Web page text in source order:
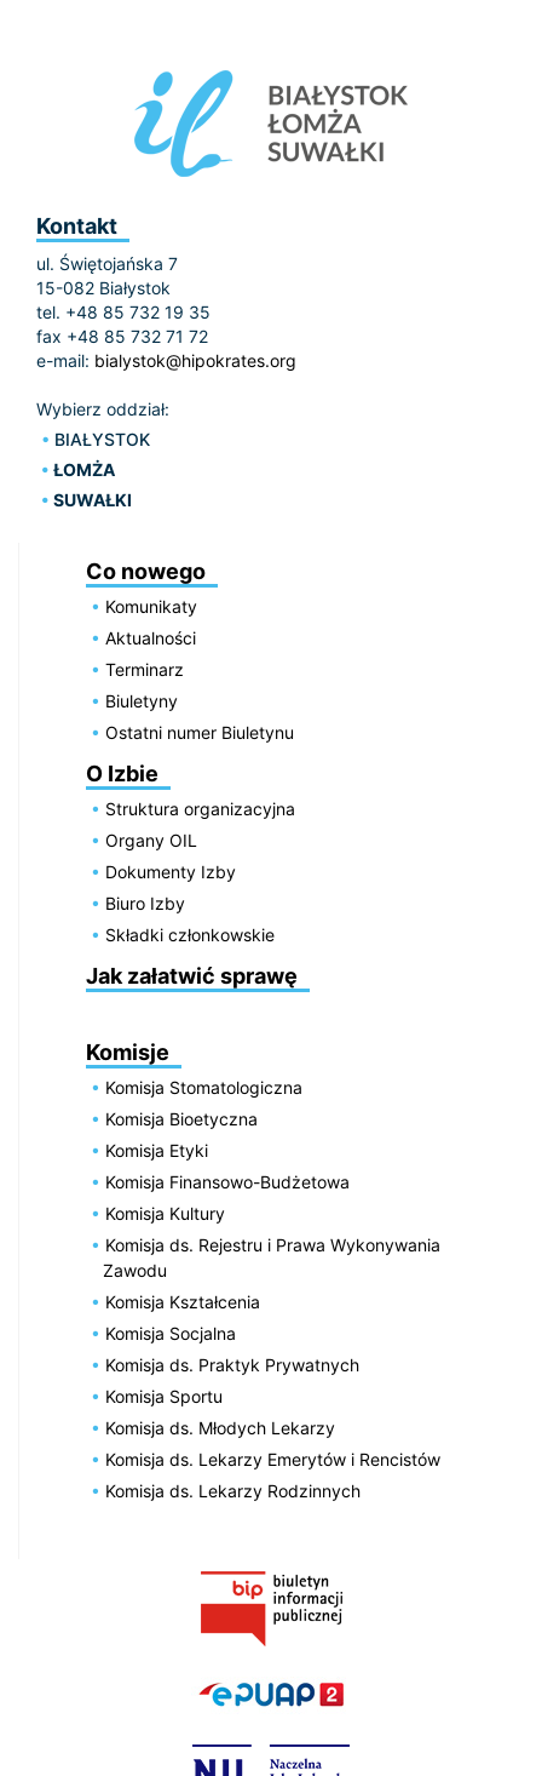
Kontakt
ul. Świętojańska 7
15-082 Białystok
tel. +48 85 732 19 35
fax +48 85 732 71 72
e-mail: bialystok@hipokrates.org
Wybierz oddział:
BIAŁYSTOK
ŁOMŻA
SUWAŁKI
Co nowego
Komunikaty
Aktualności
Terminarz
Biuletyny
Ostatni numer Biuletynu
O Izbie
Struktura organizacyjna
Organy OIL
Dokumenty Izby
Biuro Izby
Składki członkowskie
Jak załatwić sprawę
Komisje
Komisja Stomatologiczna
Komisja Bioetyczna
Komisja Etyki
Komisja Finansowo-Budżetowa
Komisja Kultury
Komisja ds. Rejestru i Prawa Wykonywania
Zawodu
Komisja Kształcenia
Komisja Socjalna
Komisja ds. Praktyk Prywatnych
Komisja Sportu
Komisja ds. Młodych Lekarzy
Komisja ds. Lekarzy Emerytów i Rencistów
Komisja ds. Lekarzy Rodzinnych